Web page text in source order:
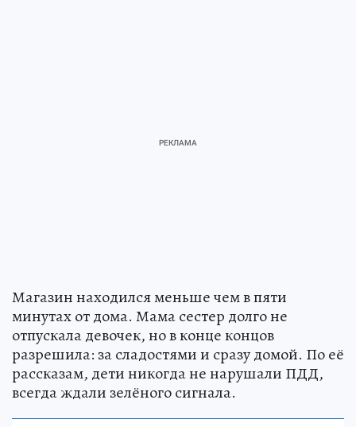
Магазин находился меньше чем в пяти
минутах от дома. Мама сестер долго не
отпускала девочек, но в конце концов
разрешила: за сладостями и сразу домой. По её
рассказам, дети никогда не нарушали ПДД,
всегда ждали зелёного сигнала.